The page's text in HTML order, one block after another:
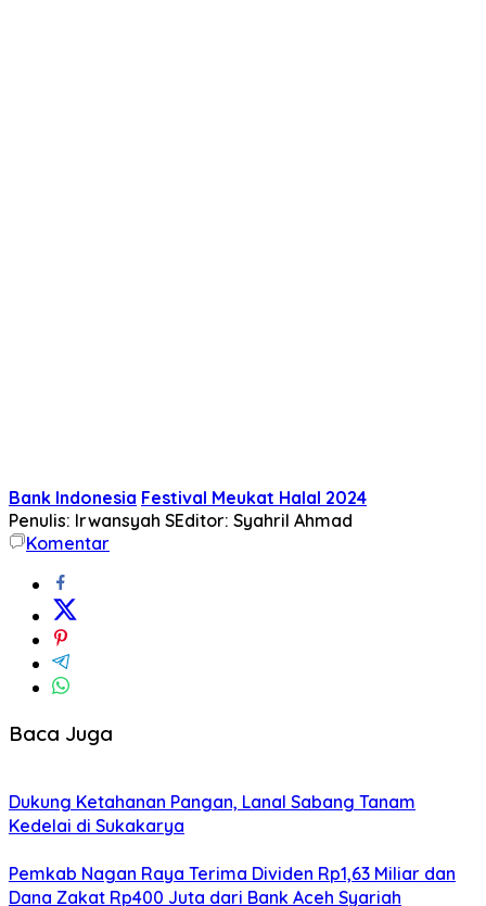
Bank Indonesia Festival Meukat Halal 2024
Penulis: Irwansyah SEditor: Syahril Ahmad
Komentar
Baca Juga
Dukung Ketahanan Pangan, Lanal Sabang Tanam
Kedelai di Sukakarya
Pemkab Nagan Raya Terima Dividen Rp1,63 Miliar dan
Dana Zakat Rp400 Juta dari Bank Aceh Syariah